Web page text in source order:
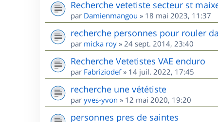
Recherche vetetiste secteur st
par Damienmangou » 18 mai 2023, 11:37
recherche personnes pour rouler
par micka roy » 24 sept. 2014, 23:40
Recherche Vetetistes VAE enduro
par Fabriziodef» 14 juil. 2022, 17:45
recherche une vététiste
par yves-yvon » 12 mai 2020, 19:20
personnes pres de saintes